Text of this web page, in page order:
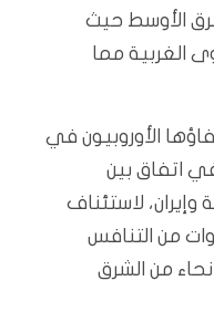
الأوسط حيث
الغربية مما
الأوروبيون في
اتفاق بين
وإيران، لاستئناف
من التنافس
من الشرق